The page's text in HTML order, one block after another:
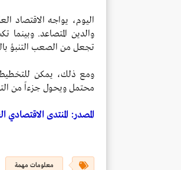
اليوم، يواجه الاقتصاد
والدين المتصاعد. وبينما
تجعل من الصعب التنبؤ
ومع ذلك، يمكن للتخطيط
محتمل ويحول جزءاً من
المصدر: المنتدى الاقتصادي
معلومات مهمة